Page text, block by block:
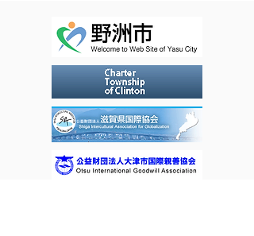
参加1,000円/1回（別途YIFA年会費2,000
備 考 ： 更衣室はありません。動きやす
い服装でお越しください。